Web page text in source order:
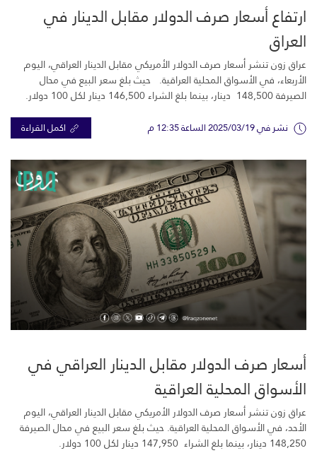
ارتفاع أسعار صرف الدولار مقابل الدينار في
العراق
عراق زون تنشر أسعار صرف الدولار الأمريكي مقابل الدينار العراقي، اليوم
الأربعاء، في الأسواق المحلية العراقية. حيث بلغ سعر البيع في محال
الصيرفة 148,500 دينار، بينما بلغ الشراء 146,500 دينار لكل 100 دولار.
نشر في 2025/03/19 الساعة 12:35 م اكمل القراءة
أسعار صرف الدولار مقابل الدينار العراقي في
الأسواق المحلية العراقية
عراق زون تنشر أسعار صرف الدولار الأمريكي مقابل الدينار العراقي، اليوم
الأحد، في الأسواق المحلية العراقية. حيث بلغ سعر البيع في محال الصيرفة
148,250 دينار، بينما بلغ الشراء 147,950 دينار لكل 100 دولار.